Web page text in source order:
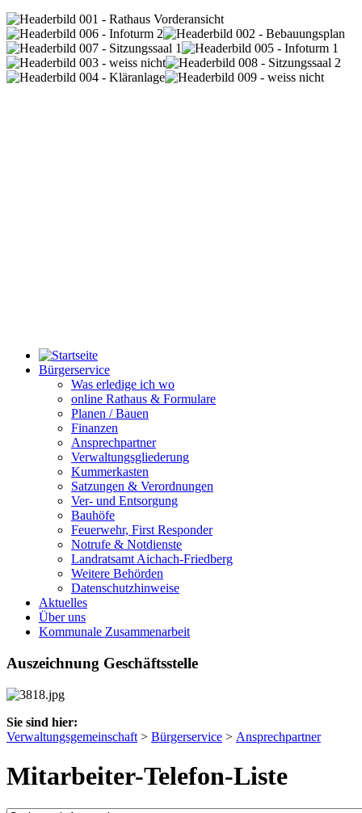
Bürgerservice
Was erledige ich wo
online Rathaus & Formulare
Planen / Bauen
Finanzen
Ansprechpartner
Verwaltungsgliederung
Kummerkasten
Satzungen & Verordnungen
Ver- und Entsorgung
Bauhöfe
Feuerwehr, First Responder
Notrufe & Notdienste
Landratsamt Aichach-Friedberg
Weitere Behörden
Datenschutzhinweise
Aktuelles
Über uns
Kommunale Zusammenarbeit
Auszeichnung Geschäftsstelle
Sie sind hier:
Verwaltungsgemeinschaft > Bürgerservice > Ansprechpartner
Mitarbeiter-Telefon-Liste